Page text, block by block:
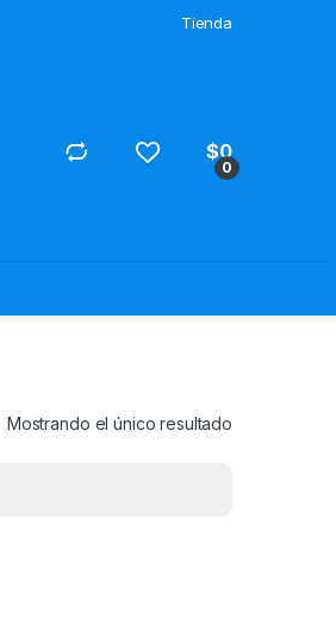
Tienda
0
$0
Mostrando el único resultado